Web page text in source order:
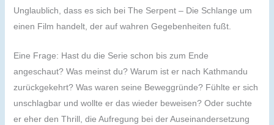
Unglaublich, dass es sich bei The Serpent – Die Schlange um
einen Film handelt, der auf wahren Gegebenheiten fußt.
Eine Frage: Hast du die Serie schon bis zum Ende
angeschaut? Was meinst du? Warum ist er nach Kathmandu
zurückgekehrt? Was waren seine Beweggründe? Fühlte er sich
unschlagbar und wollte er das wieder beweisen? Oder suchte
er eher den Thrill, die Aufregung bei der Auseinandersetzung